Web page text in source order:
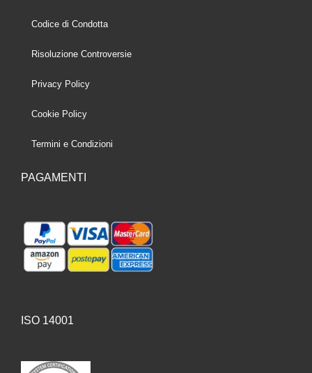
Codice di Condotta
Risoluzione Controversie
Privacy Policy
Cookie Policy
Termini e Condizioni
PAGAMENTI
ISO 14001